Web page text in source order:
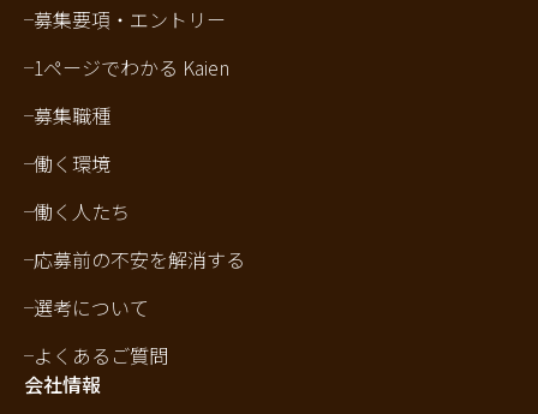
募集要項・エントリー
1ページでわかる Kaien
募集職種
働く環境
働く人たち
応募前の不安を解消する
選考について
よくあるご質問
会社情報